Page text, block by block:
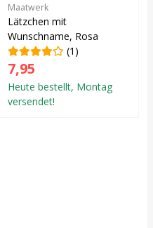
Maatwerk
Lätzchen mit
Wunschname, Rosa
(1)
7,95
Heute bestellt, Montag
versendet!